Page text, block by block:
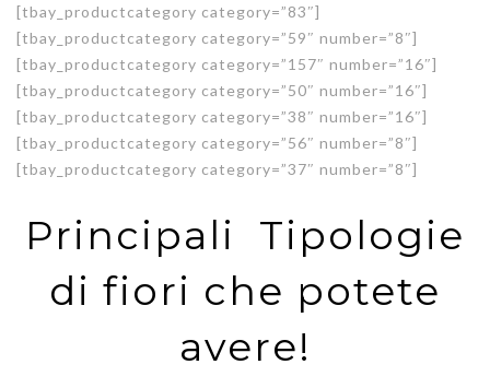
[tbay_productcategory category=”83″]
[tbay_productcategory category=”59″ number=”8″]
[tbay_productcategory category=”157″ number=”16″]
[tbay_productcategory category=”50″ number=”16″]
[tbay_productcategory category=”38″ number=”16″]
[tbay_productcategory category=”56″ number=”8″]
[tbay_productcategory category=”37″ number=”8″]
Principali Tipologie
di fiori che potete
avere!